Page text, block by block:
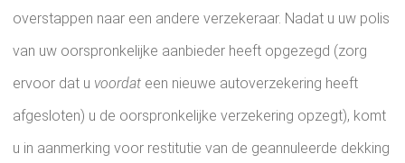
overstappen naar een andere verzekeraar. Nadat u uw polis
van uw oorspronkelijke aanbieder heeft opgezegd (zorg
ervoor dat u voordat een nieuwe autoverzekering heeft
afgesloten) u de oorspronkelijke verzekering opzegt), komt
u in aanmerking voor restitutie van de geannuleerde dekking